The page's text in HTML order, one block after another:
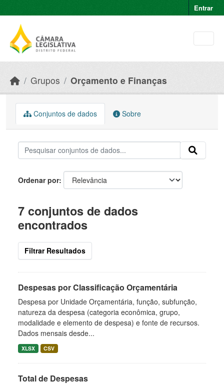
Entrar
Grupos Orçamento e Finanças
Conjuntos de dados Sobre
Ordenar por
7 conjuntos de dados
encontrados
Filtrar Resultados
Despesas por Classificação Orçamentária
Despesa por Unidade Orçamentária, função, subfunção,
natureza da despesa (categoria econômica, grupo,
modalidade e elemento de despesa) e fonte de recursos.
Dados mensais desde...
XLSX CSV
Total de Despesas